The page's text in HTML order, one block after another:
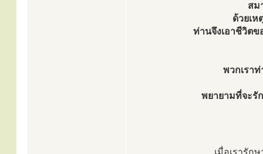
สม
ด้วยเ
ท่านจึงเอาชีวิตข
พวกเรา
พยายามที่จะรั
เมื่อเรารัก